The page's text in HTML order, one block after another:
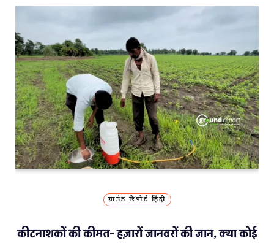
ग्राउंड रिपोर्ट हिंदी
कीटनाशकों की कीमत- हज़ारों जानवरों की जान, क्या कोई